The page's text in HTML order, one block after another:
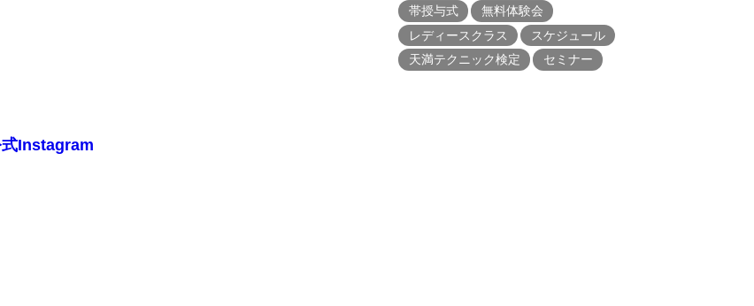
式Instagram
帯授与式
無料体験会
レディースクラス
スケジュール
天満テクニック検定
セミナー